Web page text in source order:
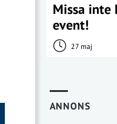
Missa inte
event!
27 maj
ANNONS